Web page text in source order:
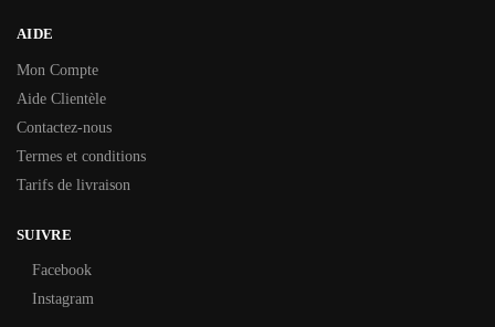
AIDE
Mon Compte
Aide Clientèle
Contactez-nous
Termes et conditions
Tarifs de livraison
SUIVRE
Facebook
Instagram